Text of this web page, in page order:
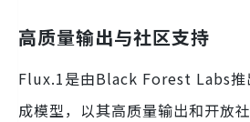
高质量输出与社区支持
Flux.1是由Black Forest Labs推
成模型，以其高质量输出和开放